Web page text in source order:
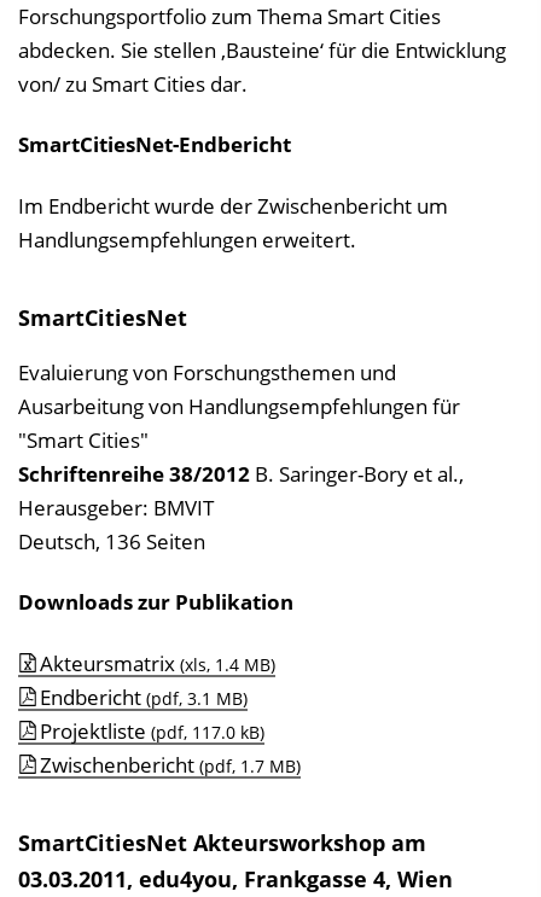
Forschungsportfolio zum Thema Smart Cities
abdecken. Sie stellen ‚Bausteine‘ für die Entwicklung
von/ zu Smart Cities dar.
SmartCitiesNet-Endbericht
Im Endbericht wurde der Zwischenbericht um
Handlungsempfehlungen erweitert.
SmartCitiesNet
Evaluierung von Forschungsthemen und
Ausarbeitung von Handlungsempfehlungen für
"Smart Cities"
Schriftenreihe38/2012 B. Saringer-Bory et al.,
Herausgeber: BMVIT
Deutsch, 136 Seiten
Downloads zur Publikation
Akteursmatrix (xls, 1.4 MB)
Endbericht (pdf, 3.1 MB)
Projektliste (pdf, 117.0 kB)
Zwischenbericht (pdf, 1.7 MB)
SmartCitiesNet Akteursworkshop am
03.03.2011, edu4you, Frankgasse 4, Wien